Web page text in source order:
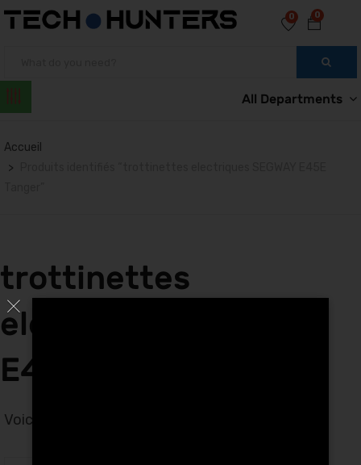
0
0
All Departments
Accueil
trottinettes
electriques SEGWAY
E45E Tanger
Voici le seul résultat